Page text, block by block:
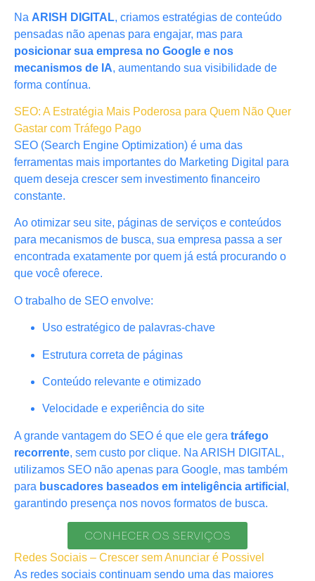
Na ARISH DIGITAL, criamos estratégias de conteúdo
pensadas não apenas para engajar, mas para
posicionar sua empresa no Google e nos
mecanismos de IA, aumentando sua visibilidade de
forma contínua.
SEO: A Estratégia Mais Poderosa para Quem Não Quer
Gastar com Tráfego Pago
SEO (Search Engine Optimization) é uma das
ferramentas mais importantes do Marketing Digital para
quem deseja crescer sem investimento financeiro
constante.
Ao otimizar seu site, páginas de serviços e conteúdos
para mecanismos de busca, sua empresa passa a ser
encontrada exatamente por quem já está procurando o
que você oferece.
O trabalho de SEO envolve:
Uso estratégico de palavras-chave
Estrutura correta de páginas
Conteúdo relevante e otimizado
Velocidade e experiência do site
A grande vantagem do SEO é que ele gera tráfego
recorrente, sem custo por clique. Na ARISH DIGITAL,
utilizamos SEO não apenas para Google, mas também
para buscadores baseados em inteligência artificial ,
garantindo presença nos novos formatos de busca.
CONHECER OS SERVIÇOS
Redes Sociais – Crescer sem Anunciar é Possivel
As redes sociais continuam sendo uma das maiores